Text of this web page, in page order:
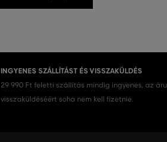
INGYENES SZÁLLÍTÁST ÉS VISSZAKÜLDÉS
29 990 Ft feletti szállítás mindig ingyenes, az áru
visszaküldéséért soha nem kell fizetnie.